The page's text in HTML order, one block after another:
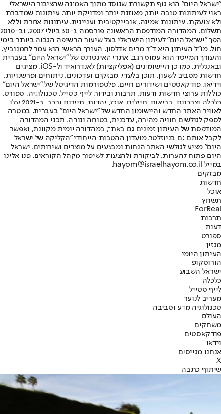
"ישראל היום" הוא גוף תקשורת שנוסד מתוך האמונה שהציבור הישראלי
ראוי לעיתונות טובה יותר, מאוזנת יותר ומדויקת יותר. עיתונות שמדברת
ולא צועקת. עיתונות אמינה, אובייקטיבית ועניינית. עיתונות אחרת וללא
תשלום. המהדורה המודפסת הראשונה פורסמה ב-30 ביולי 2007, וב-2010
הפך "ישראל היום" לעיתון הישראלי בעל שיעור החשיפה הגבוה ביותר בימי
חול. מו"ל העיתון היא ד"ר מרים אדלסון. העורך הראשי הוא עמר לחמנוביץ,
והעורך המייסד הוא עמוס רגב. אתרי האינטרנט של "ישראל היום" בעברית
ובאנגלית, כמו כן היישומונים (אפליקציות) לאנדרואיד ול-iOS, מציגים
חדשות מסביב לשעון, תוכן בלעדי, מבזקים ועדכונים, ניתוחים ופרשנויות,
וידיאו, פודקאסטים ושידורים חיים. פלטפורמות הדיגיטל של "ישראל היום"
כוללות ערוצי חדשות ודעות, תרבות ובידור, לייף סטייל, טכנולוגיה, ספורט,
כלכלה וצרכנות, בריאות, חיילים, אוכל, יהדות, תיירות ורכב. ב-2021 עלו
לאוויר האתר החדש והיישומון החדש של "ישראל היום" בעברית, במטרה
לספק לגולשים חוויה מהירה, עדכנית, בטוחה ונוחה. תכני המהדורה
המודפסת של העיתון זמינים גם באתר, במהדורה יומית מקוונת, ואפשר
לקבל אותם גם בניוזלטר. מועדון ההטבות הייחודי "הקליקה של ישראל
היום" מציע לגולשי האתר הנחות ומבצעים על מוצרים ושירותים. ישראל
היום פתוח להערות, לביקורת ולהצעות לשיפור מקהל הקוראים. פנו אלינו
במייל hayom@israelhayom.co.il.
מבזקים
חדשות
אוכל
תשחץ
ForReal
תרבות
דעות
ספורט
מגזין
העיתון היומי
הורוסקופ
ישראל השבוע
כלכלה
לייף סטייל
מעריב לנוער
טכנולוגיה מדע וסביבה
העולם
משחקים
פודקאסטים
וידאו
אנחנו מגייסים
X
שיתוף כתבה